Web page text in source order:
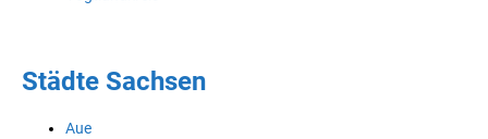
Städte Sachsen
Aue